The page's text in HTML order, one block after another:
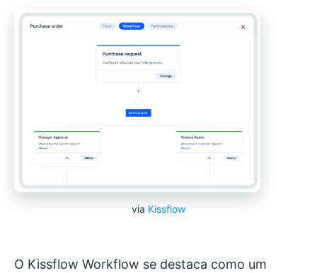
via Kissflow
O Kissflow Workflow se destaca como um